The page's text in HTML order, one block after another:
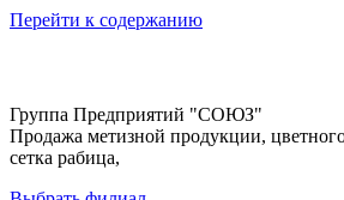
Перейти к содержанию
Группа Предприятий "СОЮЗ"
Продажа метизной продукции,
сетка рабица,